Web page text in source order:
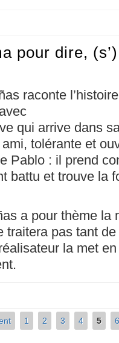
pour dire,
raconte
qui arrive dans
tolérante et
Pablo : il prend
battu et trouve la
a pour thème la
traitera pas tant
la met
1 2 3 4 5